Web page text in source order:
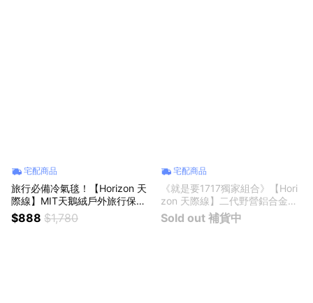
宅配商品
旅行必備冷氣毯！【Horizon 天
際線】MIT天鵝絨戶外旅行保暖
毯 | 生日禮物 | 選用台灣高級天
鵝絨製成 | 輕鬆收納 好攜帶 | 保
$888 $1,780
宅配商品
《就是要1717獨家組合》【Hori
zon 天際線】二代野營鋁合金蛋
捲桌 (大) + 折疊野餐椅(黑)X2 |
生日禮物 | 登山露營 | 健行野餐
Sold out 補貨中